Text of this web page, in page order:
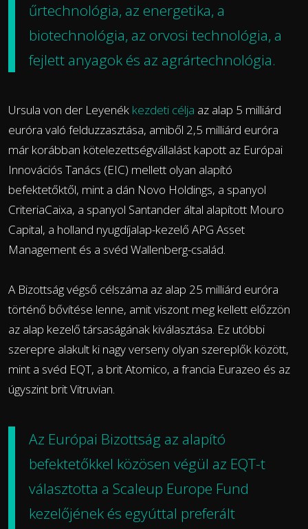
űrtechnológia, az energetika, a
biotechnológia, az orvosi technológia, a
fejlett anyagok és az agrártechnológia.
Ursula von der Leyenék kezdeti célja az alap 5 milliárd
euróra való felduzzasztása, amiből 2,5 milliárd euróra
már korábban kötelezettségvállalást kapott az Európai
Innovációs Tanács (EIC) mellett olyan alapító
befektetőktől, mint a dán Novo Holdings, a spanyol
CriteriaCaixa, a spanyol Santander által alapított Mouro
Capital, a holland nyugdíjalap-kezelő APG Asset
Management és a svéd Wallenberg-család.
A Bizottság végső célszáma az alap 25 milliárd euróra
történő bővítése lenne, amit viszont meg kellett előzzön
az alap kezelő társaságának kiválasztása. Ez utóbbi
szerepre alakult ki nagy verseny olyan szereplők között,
mint a svéd EQT, a brit Atomico, a francia Eurazeo és az
úgyszint brit Vitruvian.
Az Európai Bizottság az alapító
befektetőkkel közösen végül az EQT-t
választotta a Scaleup Europe Fund
kezelőjének és egyúttal preferált